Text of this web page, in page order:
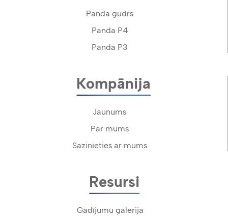
Panda gudrs
Panda P4
Panda P3
Kompānija
Jaunums
Par mums
Sazinieties ar mums
Resursi
Gadījumu galerija